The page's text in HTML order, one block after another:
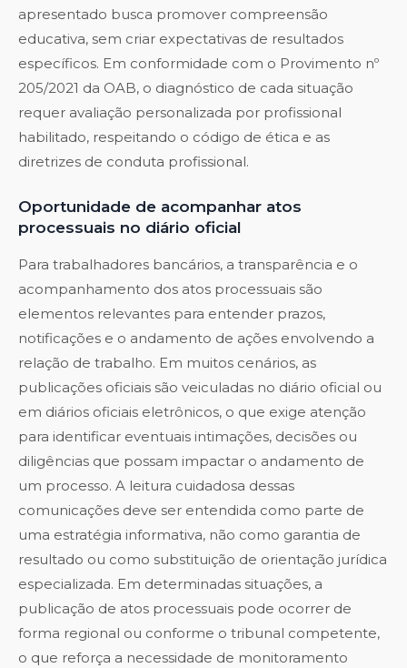
apresentado busca promover compreensão
educativa, sem criar expectativas de resultados
específicos. Em conformidade com o Provimento nº
205/2021 da OAB, o diagnóstico de cada situação
requer avaliação personalizada por profissional
habilitado, respeitando o código de ética e as
diretrizes de conduta profissional.
Oportunidade de acompanhar atos
processuais no diário oficial
Para trabalhadores bancários, a transparência e o
acompanhamento dos atos processuais são
elementos relevantes para entender prazos,
notificações e o andamento de ações envolvendo a
relação de trabalho. Em muitos cenários, as
publicações oficiais são veiculadas no diário oficial ou
em diários oficiais eletrônicos, o que exige atenção
para identificar eventuais intimações, decisões ou
diligências que possam impactar o andamento de
um processo. A leitura cuidadosa dessas
comunicações deve ser entendida como parte de
uma estratégia informativa, não como garantia de
resultado ou como substituição de orientação jurídica
especializada. Em determinadas situações, a
publicação de atos processuais pode ocorrer de
forma regional ou conforme o tribunal competente,
o que reforça a necessidade de monitoramento